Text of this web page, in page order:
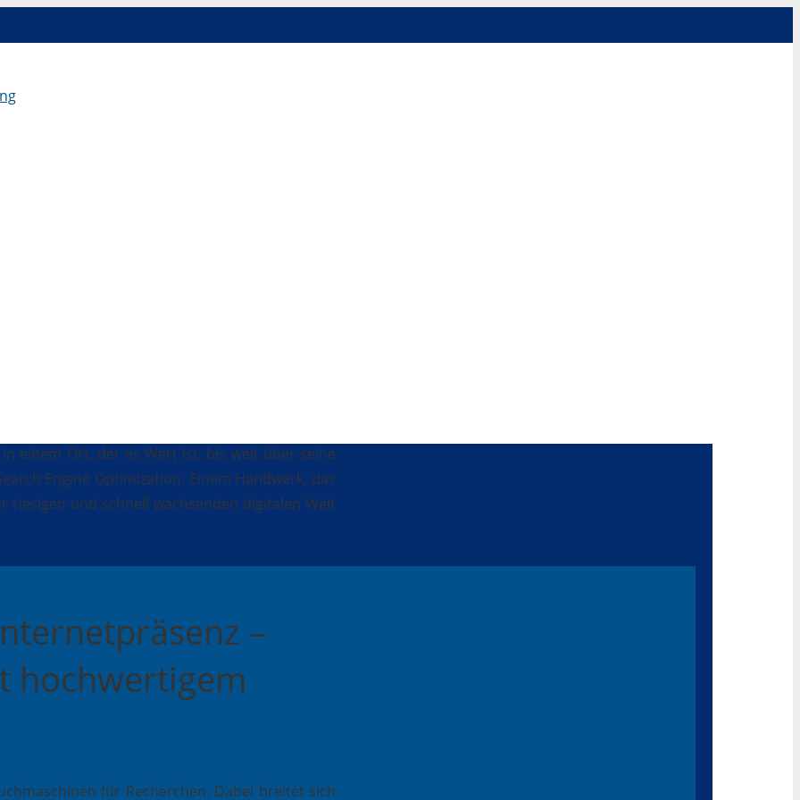
einem Ort, der es Wert ist, bis weit über seine
Engine Optimization. Einem Handwerk, das
riesigen und schnell wachsenden digitalen Welt
–
hochwertigem
für Recherchen. Dabei breitet sich